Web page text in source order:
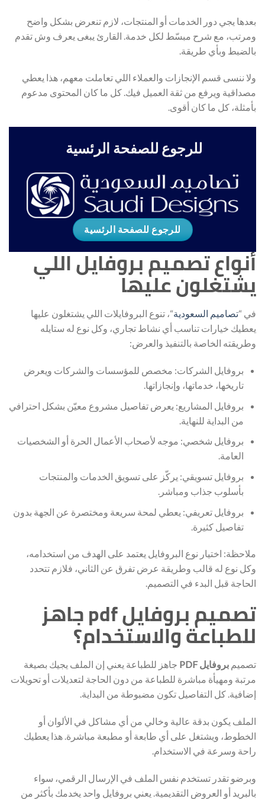
بعدها يجي دور الخدمات أو المنتجات، لازم تنعرض بشكل واضح
ومرتب، مع شرح مبسّط لكل خدمة. القارئ يبغى يعرف وش تقدم
بالضبط وبأي طريقة.
ولا ننسى قسم الإنجازات والعملاء اللي تعاملت معهم، هذا يعطي
مصداقية ويرفع من ثقة العميل فيك. كل ما كان المحتوى مدعوم
بأمثلة، كل ما كان أقوى.
للرجوع للصفحة الرئسية
للرجوع للصفحة الرئسية
أنواع تصميم بروفايل اللي
يشتغلون عليها
في “تصاميم السعودية“، تنوع البروفايلات اللي يشتغلون عليها
يعطيك خيارات تناسب أي نشاط تجاري، وكل نوع له ستايله
وطريقته الخاصة بالتنفيذ والعرض:
بروفايل الشركات: مخصص للمؤسسات والشركات ويعرض
تاريخها، خدماتها، وإنجازاتها.
بروفايل المشاريع: يعرض تفاصيل مشروع معيّن بشكل احترافي
من البداية للنهاية.
بروفايل شخصي: موجه لأصحاب الأعمال الحرة أو الشخصيات
العامة.
بروفايل تسويقي: يركّز على تسويق الخدمات والمنتجات
بأسلوب جذاب ومباشر.
بروفايل تعريفي: يعطي لمحة سريعة ومختصرة عن الجهة بدون
تفاصيل كثيرة.
ملاحظة: اختيار نوع البروفايل يعتمد على الهدف من استخدامه،
وكل نوع له قالب وطريقة عرض تفرق عن الثاني، فلازم تتحدد
الحاجة قبل البدء في التصميم.
تصميم بروفايل pdf جاهز
للطباعة والاستخدام؟
تصميم بروفايل PDF
جاهز للطباعة يعني إن الملف يجيك بصيغة
مرتبة ومهيأة مباشرة للطباعة من دون الحاجة لتعديلات أو تحويلات
إضافية. كل التفاصيل تكون مضبوطة من البداية.
الملف يكون بدقة عالية وخالي من أي مشاكل في الألوان أو
الخطوط، ويشتغل على أي طابعة أو مطبعة مباشرة. هذا يعطيك
راحة وسرعة في الاستخدام.
وبرضو تقدر تستخدم نفس الملف في الإرسال الرقمي، سواء
بالبريد أو العروض التقديمية. يعني بروفايل واحد يخدمك بأكثر من